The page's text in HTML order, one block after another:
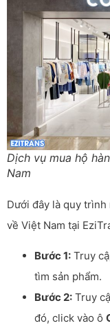
Dịch vụ mua hộ
Nam
Dưới đây là quy trình
về Việt Nam tại
Bước 1: Truy
tìm sản phẩm.
Bước 2: Truy
đó, click vào ô